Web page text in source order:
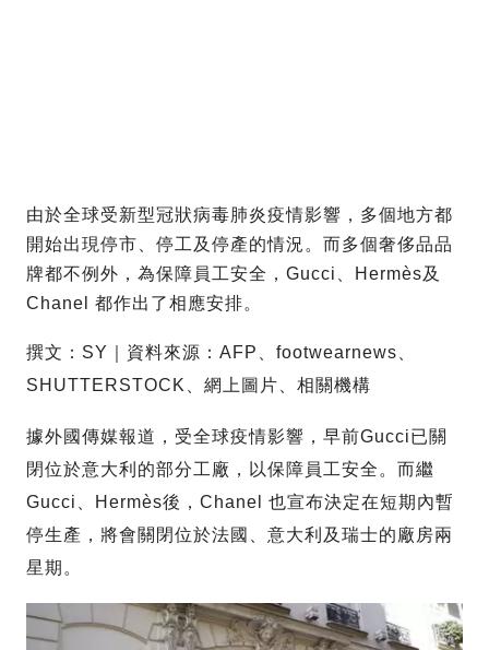
由於全球受新型冠狀病毒肺炎疫情影響，多個地方都
開始出現停市、停工及停產的情況。而多個奢侈品品
牌都不例外，為保障員工安全，Gucci、Hermès及
Chanel 都作出了相應安排。
撰文：SY｜資料來源：AFP、footwearnews、
SHUTTERSTOCK、網上圖片、相關機構
據外國傳媒報道，受全球疫情影響，早前Gucci已關
閉位於意大利的部分工廠，以保障員工安全。而繼
Gucci、Hermès後，Chanel 也宣布決定在短期內暫
停生產，將會關閉位於法國、意大利及瑞士的廠房兩
星期。